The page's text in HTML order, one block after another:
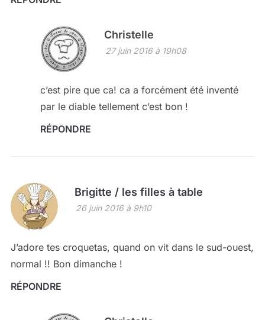
Christelle
27 juin 2016 à 19h08
c’est pire que ca! ca a forcément été inventé
par le diable tellement c’est bon !
RÉPONDRE
Brigitte / les filles à table
26 juin 2016 à 9h10
J’adore tes croquetas, quand on vit dans le sud-ouest,
normal !! Bon dimanche !
RÉPONDRE